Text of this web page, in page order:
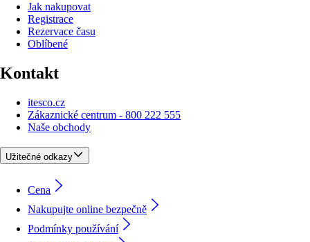
Jak nakupovat
Registrace
Rezervace času
Oblíbené
Kontakt
itesco.cz
Zákaznické centrum - 800 222 555
Naše obchody
Užitečné odkazy
Cena
Nakupujte online bezpečně
Podmínky používání